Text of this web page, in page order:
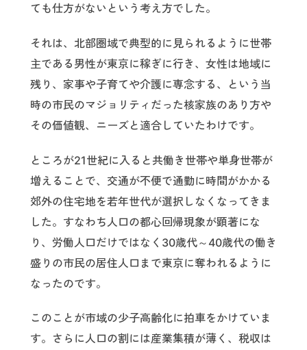
ても仕方がないという考え方でした。
それは、北部圏域で典型的に見られるように世帯
主である男性が東京に稼ぎに行き、女性は地域に
残り、家事や子育てや介護に専念する、という当
時の市民のマジョリティだった核家族のあり方や
その価値観、ニーズと適合していたわけです。
ところが21世紀に入ると共働き世帯や単身世帯が
増えることで、交通が不便で通勤に時間がかかる
郊外の住宅地を若年世代が選択しなくなってきま
した。すなわち人口の都心回帰現象が顕著にな
り、労働人口だけではなく30歳代～40歳代の働き
盛りの市民の居住人口まで東京に奪われるように
なったのです。
このことが市域の少子高齢化に拍車をかけていま
す。さらに人口の割には産業集積が薄く、税収は